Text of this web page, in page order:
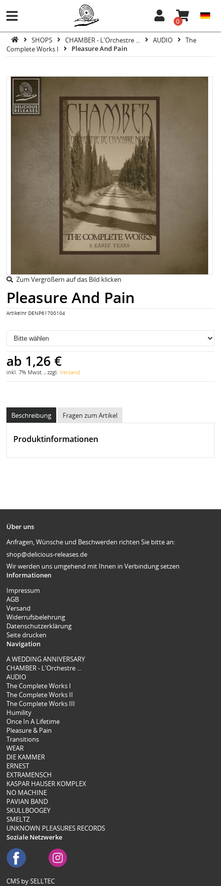
0
SHOPS CHAMBER - L'Orchestre ... AUDIO
The
Complete Works I
Pleasure And Pain
Zum Vergrößern auf das Bild klicken
Pleasure And Pain
Artikelnr DENP61700104
ab 1,26 €
inkl. 7% Mwst. , zzgl. Versand
Beschreibung Fragen zum Artikel
Produktinformationen
Über uns
Anfragen, Wünsche und Beschwerden richten Sie bitte an:
shop@delicious-releases.de
Wir werden uns umgehend mit Ihnen in Verbindung setzen
Informationen
Impressum
AGB
Versand
Widerrufsbelehrung
Datenschutzerklärung
Seite drucken
Navigation
A WEDDING ANNIVERSARY
CHAMBER - L'Orchestre ...
AUDIO
The Complete Works I
The Complete Works II
The Complete Works III
Humility
Once In A Lifetime
Pleasure & Pain
Transitions
WEAR
DIE KAMMER
ERNEST
EXTRAMENSCH
KASPAR HAUSER KOMPLEX
NO MACHINE
PAVIAN BAND
SKULLBOOGEY
SMELTZ
UNKNOWN PLEASURES RECORDS
Soziale Netzwerke
CMS by SELLTEC